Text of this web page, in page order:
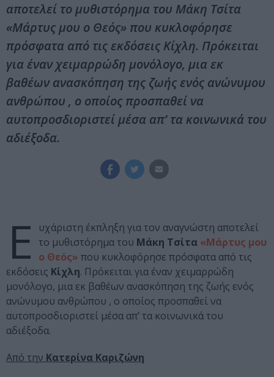
αποτελεί το μυθιστόρημα του Μάκη Τσίτα
«Μάρτυς μου ο Θεός» που κυκλοφόρησε
πρόσφατα από τις εκδόσεις Κίχλη. Πρόκειται
για έναν χειμαρρώδη μονόλογο, μια εκ
βαθέων ανασκόπηση της ζωής ενός ανώνυμου
ανθρώπου , ο οποίος προσπαθεί να
αυτοπροσδιοριστεί μέσα απ’ τα κοινωνικά του
αδιέξοδα.
Ε
υχάριστη έκπληξη για τον αναγνώστη αποτελεί
το μυθιστόρημα του Μάκη Τσίτα «Μάρτυς μου
ο Θεός» που κυκλοφόρησε πρόσφατα από τις
εκδόσεις Κίχλη. Πρόκειται για έναν χειμαρρώδη
μονόλογο, μια εκ βαθέων ανασκόπηση της ζωής ενός
ανώνυμου ανθρώπου , ο οποίος προσπαθεί να
αυτοπροσδιοριστεί μέσα απ’ τα κοινωνικά του
αδιέξοδα.
Από την Κατερίνα Καριζώνη